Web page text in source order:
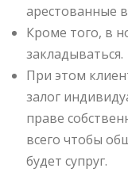
арестованные
Кроме того, в
закладываться.
При этом
залог
праве
всего чтобы
будет супруг.